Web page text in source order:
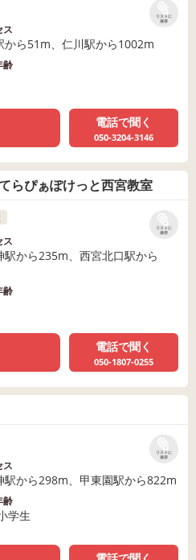
リストに
保存
ス
から51m、仁川駅から1002m
齢
電話で聞く
050-3204-3146
らぴぁぽけっと西宮教室
リストに
保存
ス
駅から235m、西宮北口駅から
齢
電話で聞く
050-1807-0255
リストに
保存
ス
駅から298m、甲東園駅から822m
齢
学生